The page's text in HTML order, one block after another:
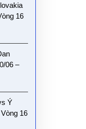
16
06 –
Ý
16